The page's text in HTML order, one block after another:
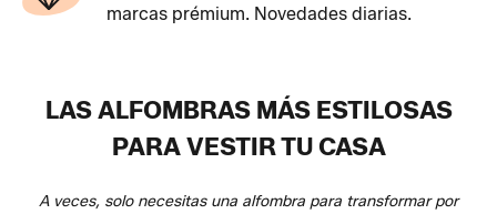
marcas prémium. Novedades diarias.
LAS ALFOMBRAS MÁS ESTILOSAS
PARA VESTIR TU CASA
A veces, solo necesitas una alfombra para transformar por